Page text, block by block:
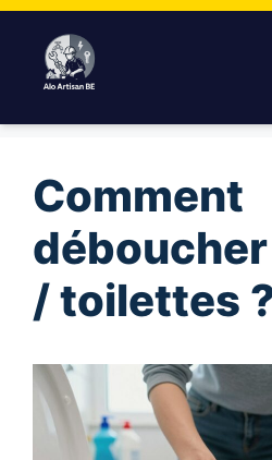
Aller
contenu
Comment
/ toilettes